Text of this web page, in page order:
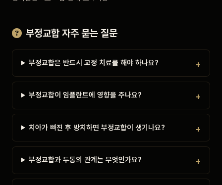
부정교합 자주 묻는 질문
부정교합은 반드시 교정 치료를 해야 하나요?
부정교합이 임플란트에 영향을 주나요?
치아가 빠진 후 방치하면 부정교합이 생기나요?
부정교합과 두통의 관계는 무엇인가요?